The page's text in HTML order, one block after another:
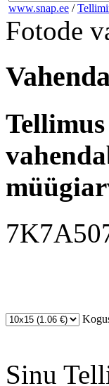
www.snap.ee /
Fotode
Sinu